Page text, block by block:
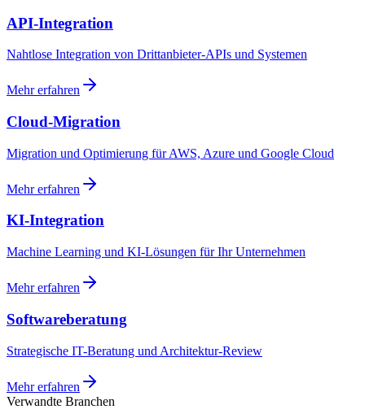
API-Integration
Nahtlose Integration von Drittanbieter-APIs und Systemen
Mehr erfahren
Cloud-Migration
Migration und Optimierung für AWS, Azure und Google Cloud
Mehr erfahren
KI-Integration
Machine Learning und KI-Lösungen für Ihr Unternehmen
Mehr erfahren
Softwareberatung
Strategische IT-Beratung und Architektur-Review
Mehr erfahren
Verwandte Branchen